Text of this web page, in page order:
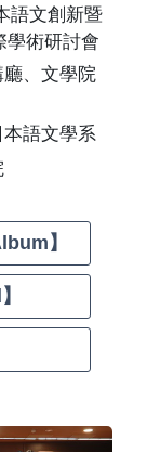
語文創新暨
學術研討會
、文學院
語文學系
】